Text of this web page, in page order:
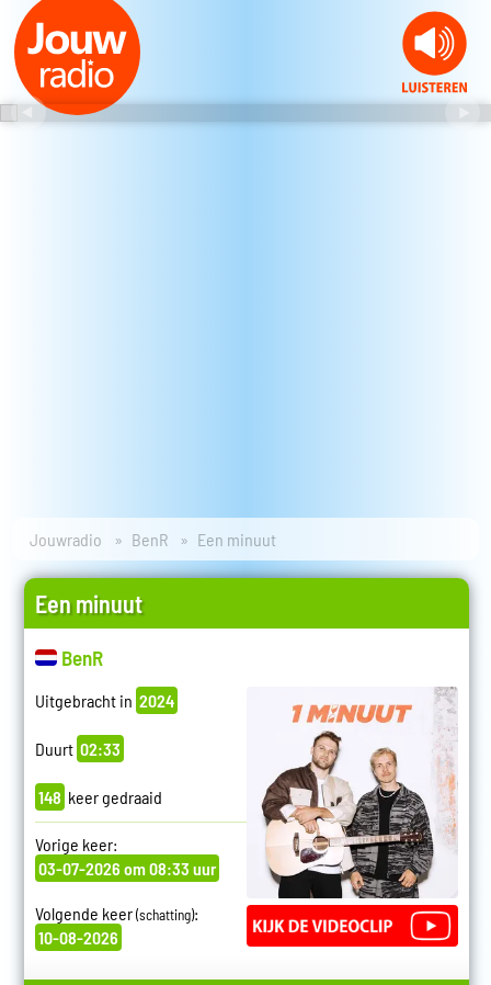
Jouwradio BenR Een minuut
Een minuut
BenR
Uitgebracht in 2024
Duurt 02:33
148 keer gedraaid
Vorige keer:
03-07-2026 om 08:33 uur
Volgende keer(schatting):
10-08-2026